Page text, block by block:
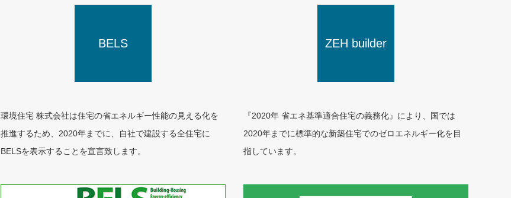
BELS
環境住宅 株式会社は住宅の省エネルギー性能の見える化を
推進するため、2020年までに、自社で建設する全住宅に
BELSを表示することを宣言致します。
ZEH builder
『2020年 省エネ基準適合住宅の義務化』により、国では
2020年までに標準的な新築住宅でのゼロエネルギー化を目
指しています。